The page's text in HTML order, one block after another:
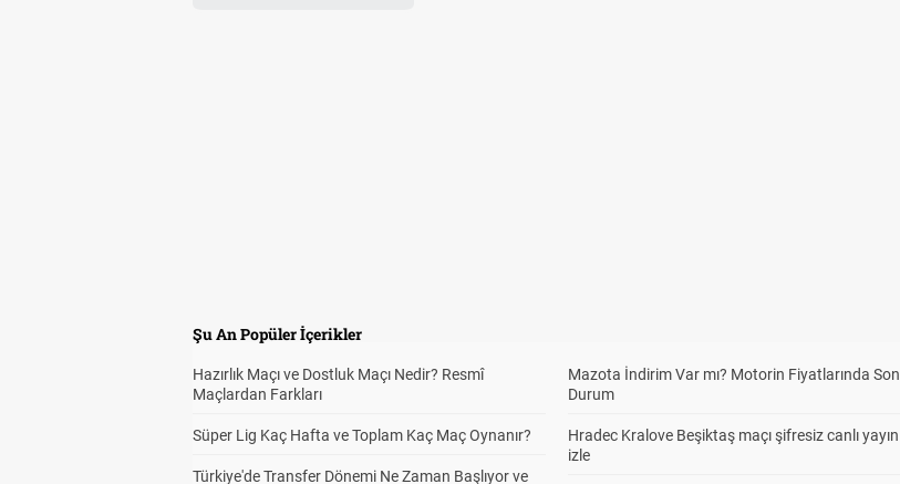
Şu An Popüler İçerikler
Hazırlık Maçı ve Dostluk Maçı Nedir? Resmî
Maçlardan Farkları
Süper Lig Kaç Hafta ve Toplam Kaç Maç Oynanır?
Türkiye'de Transfer Dönemi Ne Zaman Başlıyor ve
Mazota İndirim Var mı? Motorin Fiyatlarında Son
Durum
Hradec Kralove Beşiktaş maçı şifresiz canlı yayın
izle